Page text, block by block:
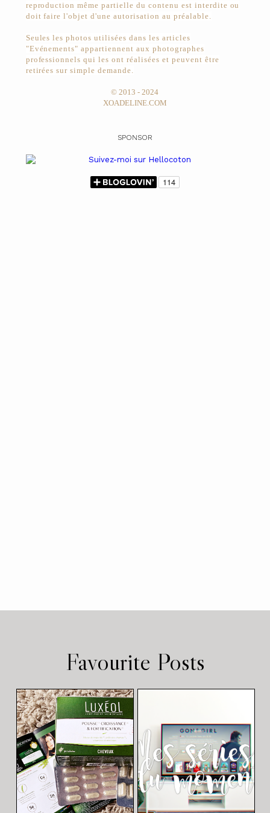
reproduction même partielle du contenu est interdite ou
doit faire l'objet d'une autorisation au préalable.
Seules les photos utilisées dans les articles
"Evénements" appartiennent aux photographes
professionnels qui les ont réalisées et peuvent être
retirées sur simple demande.
© 2013 - 2024
XOADELINE.COM
SPONSOR
Favourite Posts